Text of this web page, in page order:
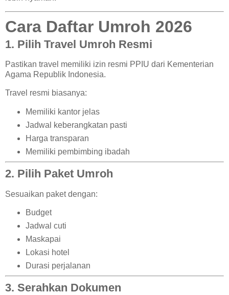
Cara Daftar Umroh 2026
1. Pilih Travel Umroh Resmi
Pastikan travel memiliki izin resmi PPIU dari Kementerian
Agama Republik Indonesia.
Travel resmi biasanya:
Memiliki kantor jelas
Jadwal keberangkatan pasti
Harga transparan
Memiliki pembimbing ibadah
2. Pilih Paket Umroh
Sesuaikan paket dengan:
Budget
Jadwal cuti
Maskapai
Lokasi hotel
Durasi perjalanan
3. Serahkan Dokumen